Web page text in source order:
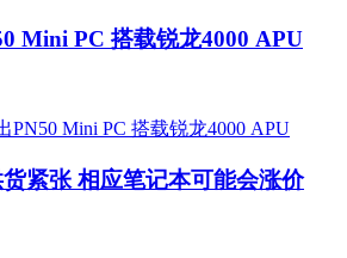
Mini PC 搭载锐龙4000 APU
紧张 相应笔记本可能会涨价